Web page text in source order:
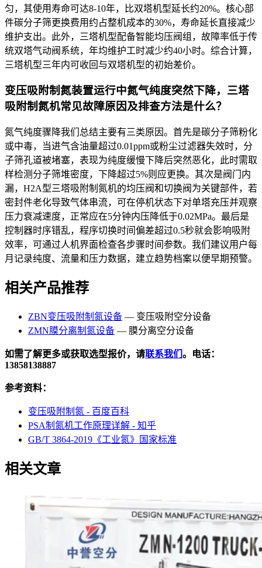
匀，其使用寿命可达8-10年，比双塔机型延长约20%。核心部
件碳分子筛更换费用约占整机成本的30%，寿命延长直接减少
维护支出。此外，三塔机型配备智能均压阀组，故障率低于传
统双塔气动阀系统，年均维护工时减少约40小时。综合计算，
三塔机型三年内可收回与双塔机型的初始差价。
变压吸附制氮装置运行中氮气纯度突然下降，三塔
吸附制氮机常见故障原因及排查方法是什么？
氮气纯度骤降我们总结主要有三类原因。首先是碳分子筛粉化
或中毒，当进气含油量超过0.01ppm或粉尘过滤器失效时，分
子筛孔道被堵塞，表现为纯度缓慢下降后突然恶化，此时需取
样检测分子筛堆密度，下降超过5%则应更换。其次是阀门内
漏，H2A型三塔吸附制氮机的均压阀和切换阀为关键部件，若
密封件老化导致气体串流，可在停机状态下对单塔充压并观察
压力衰减速度，正常应在5分钟内压降低于0.02MPa。最后是
控制器时序错乱，程序切换时间偏差超过0.5秒就会影响吸附
效率，可通过人机界面检查各步骤时间参数。我们建议用户每
月记录纯度、流量和压力数据，建立趋势档案以便早期预警。
相关产品推荐
ZBN变压吸附制氮设备 — 变压吸附空分设备
ZMN膜分离制氮设备 — 膜分离空分设备
如需了解更多或获取选型报价，请联系我们 。电话：
13858138887
参考资料：
变压吸附制氮 - 百度百科
PSA制氮机工作原理详解 - 知乎
GB/T 3864-2019《工业氮》国家标准
相关文章